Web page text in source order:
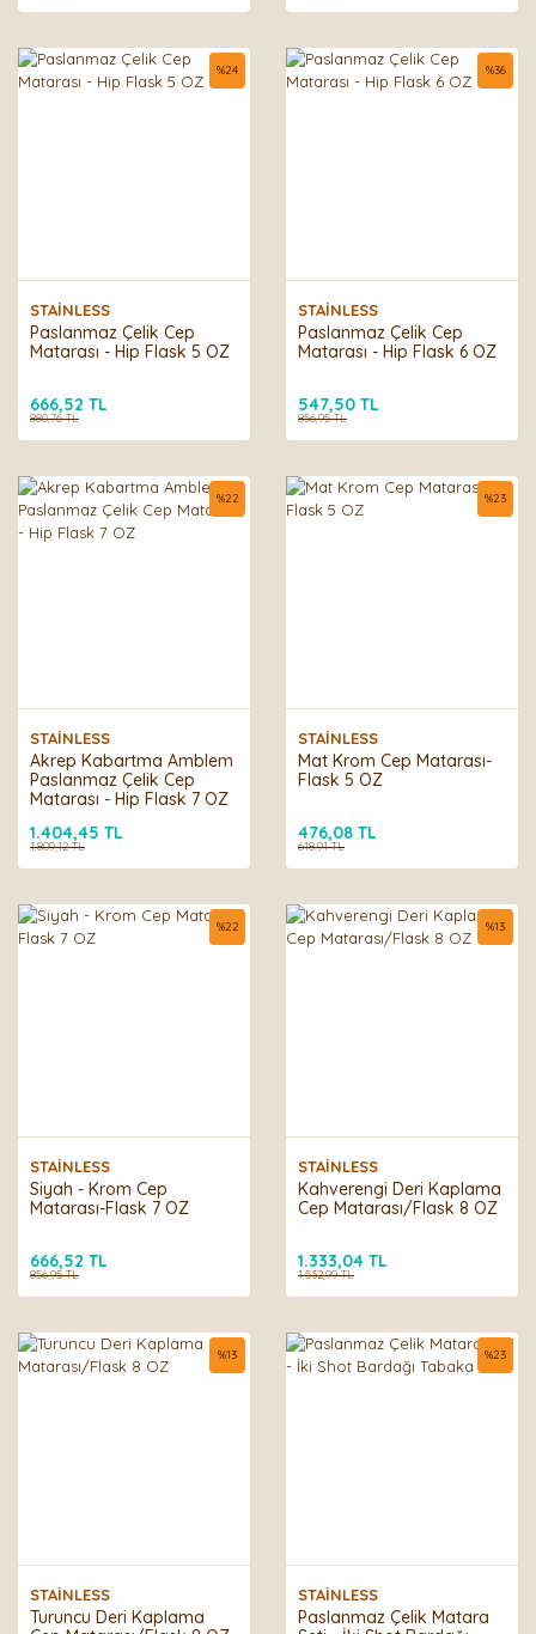
STAİNLESS
Paslanmaz Çelik Cep
Matarası - Hip Flask 5 OZ
%24
666,52 TL
880,76 TL
STAİNLESS
Paslanmaz Çelik Cep
Matarası - Hip Flask 6 OZ
%36
547,50 TL
856,95 TL
STAİNLESS
Akrep Kabartma Amblem
Paslanmaz Çelik Cep
Matarası - Hip Flask 7 OZ
%22
1.404,45 TL
1.809,12 TL
STAİNLESS
Mat Krom Cep Matarası-
Flask 5 OZ
%23
476,08 TL
618,91 TL
STAİNLESS
Siyah - Krom Cep
Matarası-Flask 7 OZ
%22
666,52 TL
856,95 TL
STAİNLESS
Kahverengi Deri Kaplama
Cep Matarası/Flask 8 OZ
%13
1.333,04 TL
1.532,99 TL
STAİNLESS
Turuncu Deri Kaplama
%13
STAİNLESS
Paslanmaz Çelik Matara
%23